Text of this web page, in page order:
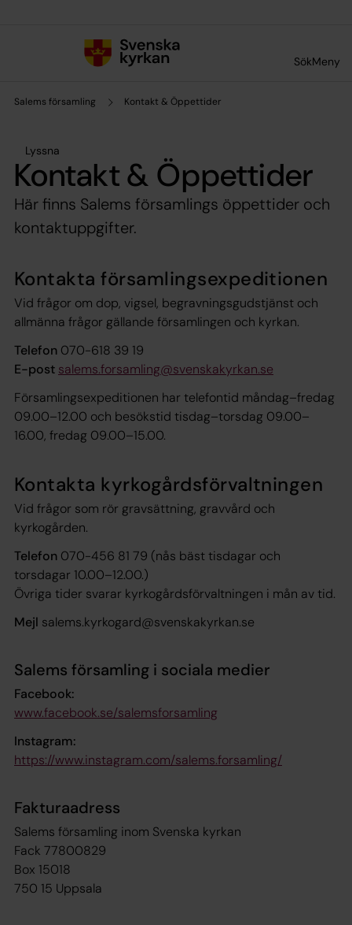
SökMeny
Salems församling Kontakt & Öppettider
Lyssna
Kontakt & Öppettider
Här finns Salems församlings öppettider och
kontaktuppgifter.
Kontakta församlingsexpeditionen
Vid frågor om dop, vigsel, begravningsgudstjänst och
allmänna frågor gällande församlingen och kyrkan.
Telefon 070-618 39 19
E-post salems.forsamling@svenskakyrkan.se
Församlingsexpeditionen har telefontid måndag–fredag
09.00–12.00 och besökstid tisdag–torsdag 09.00–
16.00, fredag 09.00–15.00.
Kontakta kyrkogårdsförvaltningen
Vid frågor som rör gravsättning, gravvård och
kyrkogården.
Telefon 070-456 81 79 (nås bäst tisdagar och
torsdagar 10.00–12.00.)
Övriga tider svarar kyrkogårdsförvaltningen i mån av tid.
Mejl salems.kyrkogard@svenskakyrkan.se
Salems församling i sociala medier
Facebook:
www.facebook.se/salemsforsamling
Instagram:
https://www.instagram.com/salems.forsamling/
Fakturaadress
Salems församling inom Svenska kyrkan
Fack 77800829
Box 15018
750 15 Uppsala